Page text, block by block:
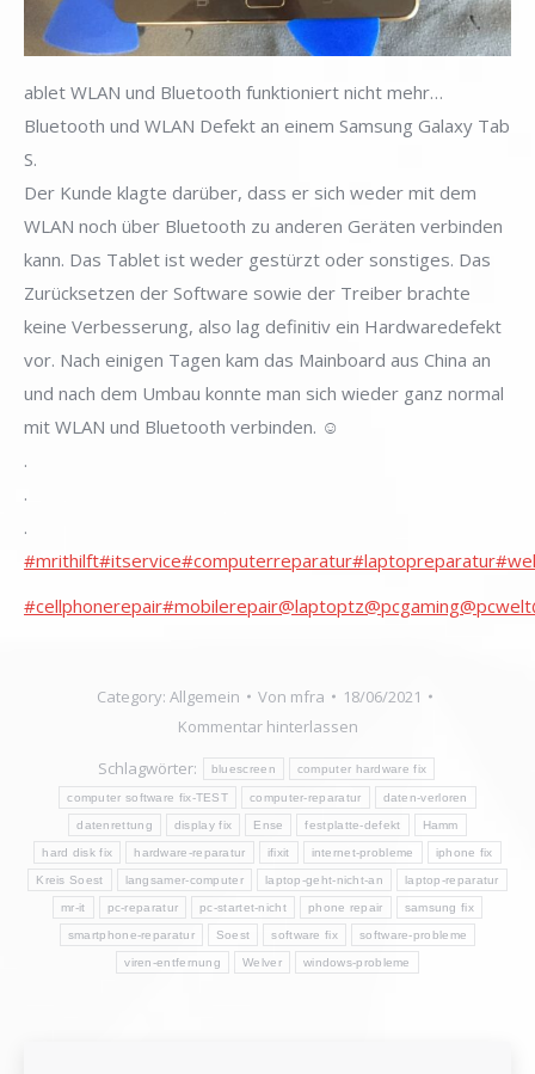
ablet WLAN und Bluetooth funktioniert nicht mehr…
Bluetooth und WLAN Defekt an einem Samsung Galaxy Tab
S.
Der Kunde klagte darüber, dass er sich weder mit dem
WLAN noch über Bluetooth zu anderen Geräten verbinden
kann. Das Tablet ist weder gestürzt oder sonstiges. Das
Zurücksetzen der Software sowie der Treiber brachte
keine Verbesserung, also lag definitiv ein Hardwaredefekt
vor. Nach einigen Tagen kam das Mainboard aus China an
und nach dem Umbau konnte man sich wieder ganz normal
mit WLAN und Bluetooth verbinden. ☺️
.
.
.
#mrithilft#itservice#computerreparatur#laptopreparatur
#cellphonerepair#mobilerepair@laptoptz@pcgaming@pcwelt
Category: Allgemein Von mfra
18/06/2021
Kommentar hinterlassen
Schlagwörter:
bluescreen computer hardware fix
computer software fix-TEST computer-reparatur daten-verloren
datenrettung display fix Ense festplatte-defekt Hamm
hard disk fix hardware-reparatur ifixit internet-probleme iphone fix
Kreis Soest langsamer-computer laptop-geht-nicht-an laptop-reparatur
mr-it pc-reparatur pc-startet-nicht phone repair samsung fix
smartphone-reparatur Soest software fix software-probleme
viren-entfernung Welver windows-probleme